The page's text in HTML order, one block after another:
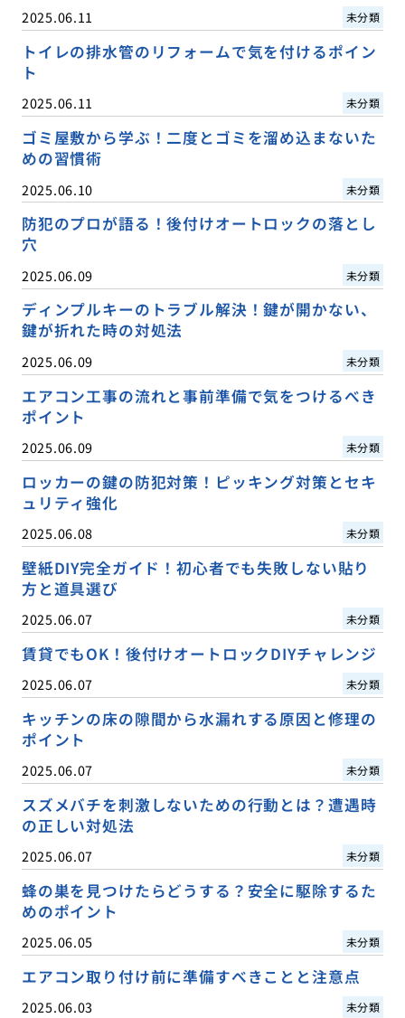
2025.06.11 未分類
トイレの排水管のリフォームで気を付けるポイン
ト
2025.06.11 未分類
ゴミ屋敷から学ぶ！二度とゴミを溜め込まないた
めの習慣術
2025.06.10 未分類
防犯のプロが語る！後付けオートロックの落とし
穴
2025.06.09 未分類
ディンプルキーのトラブル解決！鍵が開かない、
鍵が折れた時の対処法
2025.06.09 未分類
エアコン工事の流れと事前準備で気をつけるべき
ポイント
2025.06.09 未分類
ロッカーの鍵の防犯対策！ピッキング対策とセキ
ュリティ強化
2025.06.08 未分類
壁紙DIY完全ガイド！初心者でも失敗しない貼り
方と道具選び
2025.06.07 未分類
賃貸でもOK！後付けオートロックDIYチャレンジ
2025.06.07 未分類
キッチンの床の隙間から水漏れする原因と修理の
ポイント
2025.06.07 未分類
スズメバチを刺激しないための行動とは？遭遇時
の正しい対処法
2025.06.07 未分類
蜂の巣を見つけたらどうする？安全に駆除するた
めのポイント
2025.06.05 未分類
エアコン取り付け前に準備すべきことと注意点
2025.06.03 未分類